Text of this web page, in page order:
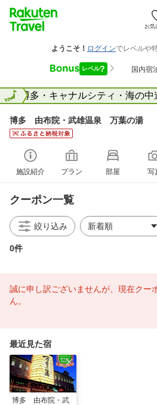
お気
博多・キャナルシティ・海の
全国
博多 由布院・武雄温泉 万葉の湯
施設紹介 プラン 部屋 写
クーポン一覧
絞り込み
0件
誠に申し訳ございませんが、現在クー
ん。
最近見た宿
博多 由布院・武